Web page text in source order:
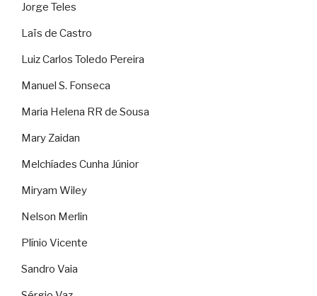
Jorge Teles
Laïs de Castro
Luiz Carlos Toledo Pereira
Manuel S. Fonseca
Maria Helena RR de Sousa
Mary Zaidan
Melchíades Cunha Júnior
Miryam Wiley
Nelson Merlin
Plínio Vicente
Sandro Vaia